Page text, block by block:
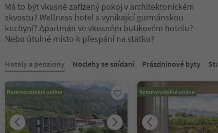
Má to být vkusně zařízený pokoj v architektonickém
skvostu? Wellness hotel s vynikající gurmánskou
kuchyní? Apartmán ve vkusném butikovém hotelu?
Nebo útulné místo k přespání na statku?
Nacházíte se na tabulkovém posuvníku. Vyberte kartu pro
Hotely a penziony Noclehy se snídaní Prázdninové byty
Rezervovatelné online Rezervovatelné online